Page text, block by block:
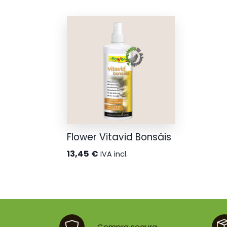
Flower Vitavid Bonsáis
13,45 € IVA incl.